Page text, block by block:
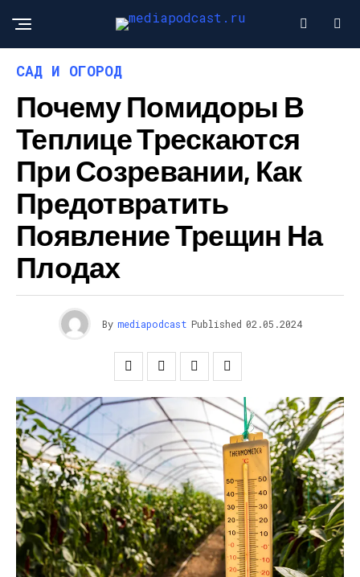
САД И ОГОРОД
Почему Помидоры В
Теплице Трескаются
При Созревании, Как
Предотвратить
Появление Трещин На
Плодах
By mediapodcast Published 02.05.2024